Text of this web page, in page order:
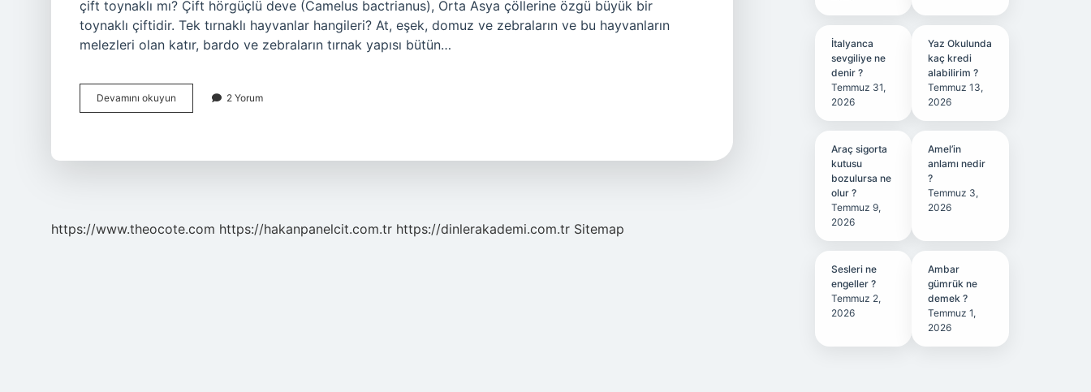
çift toynaklı mı? Çift hörgüçlü deve (Camelus bactrianus), Orta Asya çöllerine özgü büyük bir
toynaklı çiftidir. Tek tırnaklı hayvanlar hangileri? At, eşek, domuz ve zebraların ve bu hayvanların
melezleri olan katır, bardo ve zebraların tırnak yapısı bütün…
Devamını okuyun
Tek
2 Yorum
https://www.theocote.com https://hakanpanelcit.com.tr https://dinlerakademi.com.tr Sitemap
İtalyanca
sevgiliye ne
denir ?
Temmuz 31,
2026
Yaz Okulunda
kaç kredi
alabilirim ?
Temmuz 13,
2026
Araç sigorta
kutusu
bozulursa ne
olur ?
Temmuz 9,
2026
Amel’in
anlamı nedir
?
Temmuz 3,
2026
Sesleri ne
engeller ?
Temmuz 2,
2026
Ambar
gümrük ne
demek ?
Temmuz 1,
2026